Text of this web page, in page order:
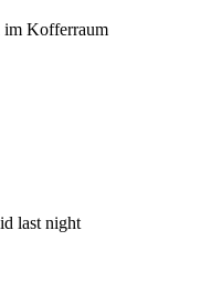
im Kofferraum
last night